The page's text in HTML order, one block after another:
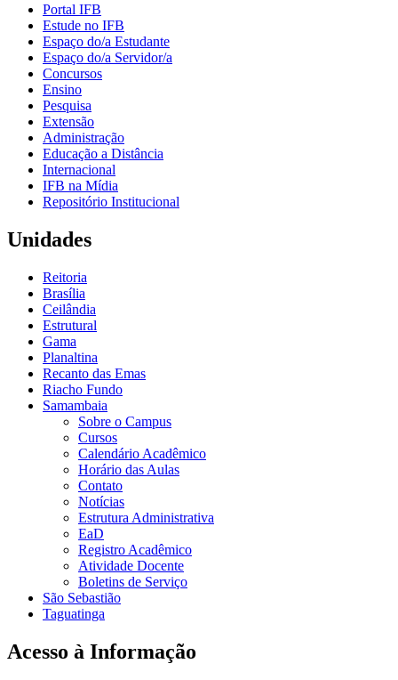
Portal IFB
Estude no IFB
Espaço do/a Estudante
Espaço do/a Servidor/a
Concursos
Ensino
Pesquisa
Extensão
Administração
Educação a Distância
Internacional
IFB na Mídia
Repositório Institucional
Unidades
Reitoria
Brasília
Ceilândia
Estrutural
Gama
Planaltina
Recanto das Emas
Riacho Fundo
Samambaia
Sobre o Campus
Cursos
Calendário Acadêmico
Horário das Aulas
Contato
Notícias
Estrutura Administrativa
EaD
Registro Acadêmico
Atividade Docente
Boletins de Serviço
São Sebastião
Taguatinga
Acesso à Informação